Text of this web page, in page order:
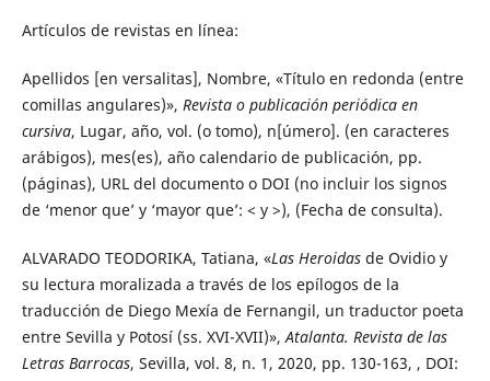
Artículos de revistas en línea:
Apellidos [en versalitas], Nombre, «Título en redonda (entre
comillas angulares)», Revista o publicación periódica en
cursiva, Lugar, año, vol. (o tomo), n[úmero]. (en caracteres
arábigos), mes(es), año calendario de publicación, pp.
(páginas), URL del documento o DOI (no incluir los signos
de ‘menor que’ y ‘mayor que’: < y >), (Fecha de consulta).
ALVARADO TEODORIKA, Tatiana, «Las Heroidasde Ovidio y
su lectura moralizada a través de los epílogos de la
traducción de Diego Mexía de Fernangil, un traductor poeta
entre Sevilla y Potosí (ss. XVI-XVII)»,Atalanta. Revista de las
Letras Barrocas, Sevilla, vol. 8, n. 1, 2020, pp. 130-163, , DOI: